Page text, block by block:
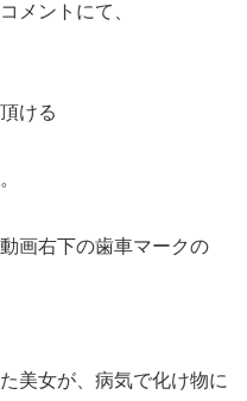
メントにて、
ける
画右下の歯車マークの
美女が、病気で化け物に